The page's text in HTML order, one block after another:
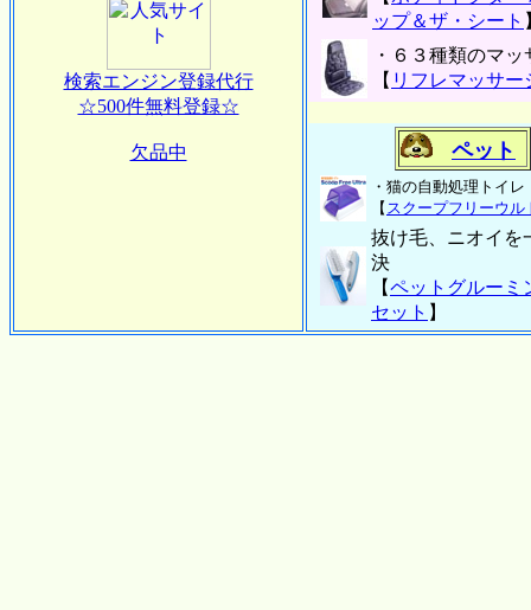
検索エンジン登録代行
☆500件無料登録☆
欠品中
ップ＆ザ・シート
・６３種類のマッ
【 リフレマッサー
ペット
・猫の自動処理トイレ
【 スクープフリーウル
抜け毛、ニオイを
決
【ペットグルーミ
セット 】